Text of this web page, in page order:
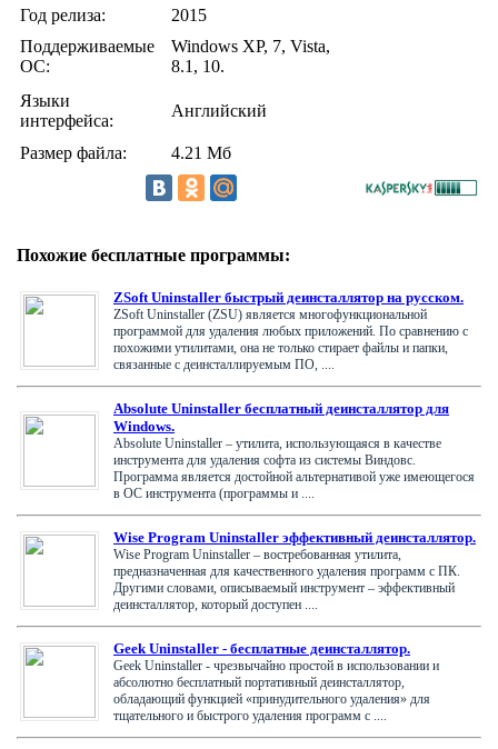
Год релиза:
2015
Поддерживаемые
ОС:
Windows XP, 7, Vista,
8.1, 10.
Языки
интерфейса:
Английский
Размер файла: 4.21 Мб
Похожие бесплатные программы:
ZSoft Uninstaller быстрый деинсталлятор на русском.
ZSoft Uninstaller (ZSU) является многофункциональной
программой для удаления любых приложений. По сравнению с
похожими утилитами, она не только стирает файлы и папки,
связанные с деинсталлируемым ПО, ....
Absolute Uninstaller бесплатный деинсталлятор для
Windows.
Absolute Uninstaller – утилита, использующаяся в качестве
инструмента для удаления софта из системы Виндовс.
Программа является достойной альтернативой уже имеющегося
в ОС инструмента (программы и ....
Wise Program Uninstaller эффективный деинсталлятор.
Wise Program Uninstaller – востребованная утилита,
предназначенная для качественного удаления программ с ПК.
Другими словами, описываемый инструмент – эффективный
деинсталлятор, который доступен ....
Geek Uninstaller - бесплатные деинсталлятор.
Geek Uninstaller - чрезвычайно простой в использовании и
абсолютно бесплатный портативный деинсталлятор,
обладающий функцией «принудительного удаления» для
тщательного и быстрого удаления программ с ....